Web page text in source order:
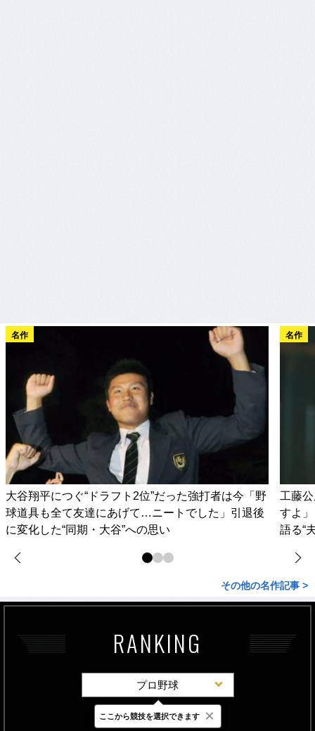
名作
大谷翔平につぐ“ドラフト2位”だった強打者は今「野
球道具も全て友達にあげて…ニートでした」引退後
に変化した“同期・大谷”への思い
名作
工藤
すよ
語る“
その他の名作記事 >
RANKING
プロ野球
最新 24時間 週間
ここから競技を選択できます ×